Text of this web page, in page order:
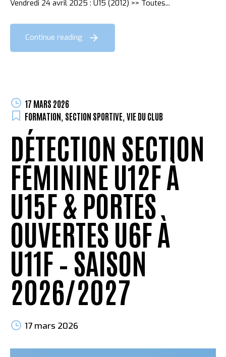
Vendredi 24 avril 2025 : U15 (2012) >> Toutes...
Continue reading
17 MARS 2026
FORMATION SECTION SPORTIVE VIE DU CLUB
DÉTECTION SECTION
FÉMININE U12F À
U15F & PORTES
OUVERTES U6F À
U11F – SAISON
2026/2027
17 mars 2026